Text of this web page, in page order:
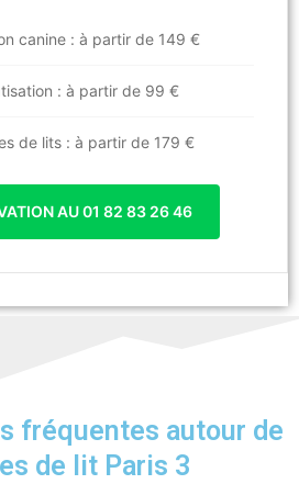
canine : à partir de 149 €
: à partir de 99 €
de lits : à partir de 179 €
AU 01 82 83 26 46
fréquentes autour de
de lit Paris 3